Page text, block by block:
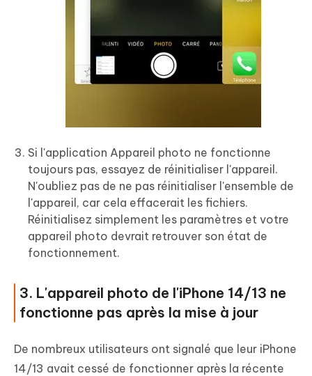
Si l'application Appareil photo ne fonctionne
toujours pas, essayez de réinitialiser l'appareil.
N'oubliez pas de ne pas réinitialiser l'ensemble de
l'appareil, car cela effacerait les fichiers.
Réinitialisez simplement les paramètres et votre
appareil photo devrait retrouver son état de
fonctionnement.
3. L'appareil photo de l'iPhone 14/13 ne
fonctionne pas après la mise à jour
De nombreux utilisateurs ont signalé que leur iPhone
14/13 avait cessé de fonctionner après la récente